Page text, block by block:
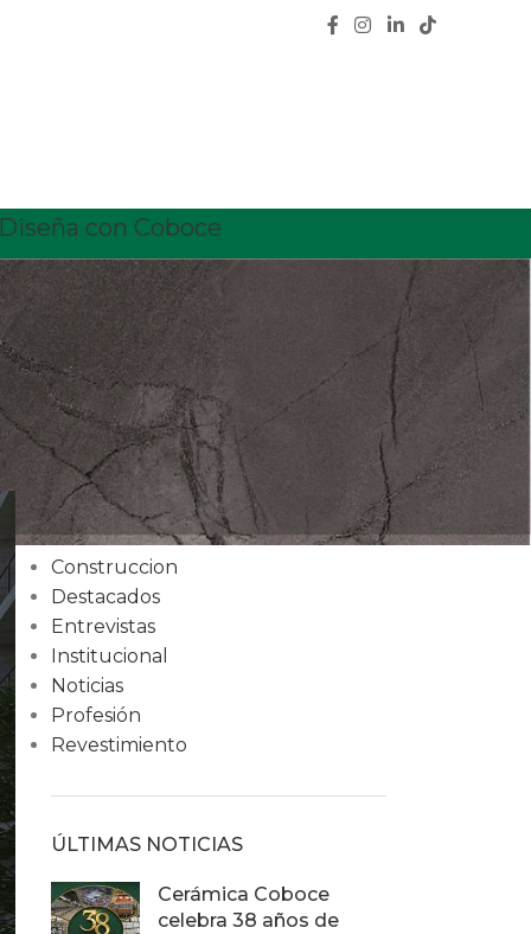
Diseña con Coboce
CATEGORÍAS
Calidad
Características
Ceramica
Condiciones
Construccion
Destacados
Entrevistas
Institucional
Noticias
Profesión
Revestimiento
ÚLTIMAS NOTICIAS
Cerámica Coboce
celebra 38 años de